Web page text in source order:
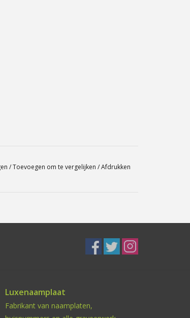
/Toevoegen om te vergelijken /Afdrukken
Luxenaamplaat
Fabrikant van naamplaten,